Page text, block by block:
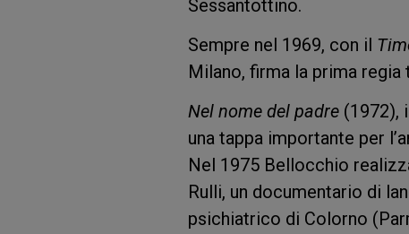
Sessantottino.
Sempre nel 1969, con il
Milano, firma la prima regia
Nel nome del padre (1972),
una tappa importante per
Nel 1975 Bellocchio
Rulli, un documentario di
psichiatrico di Colorno